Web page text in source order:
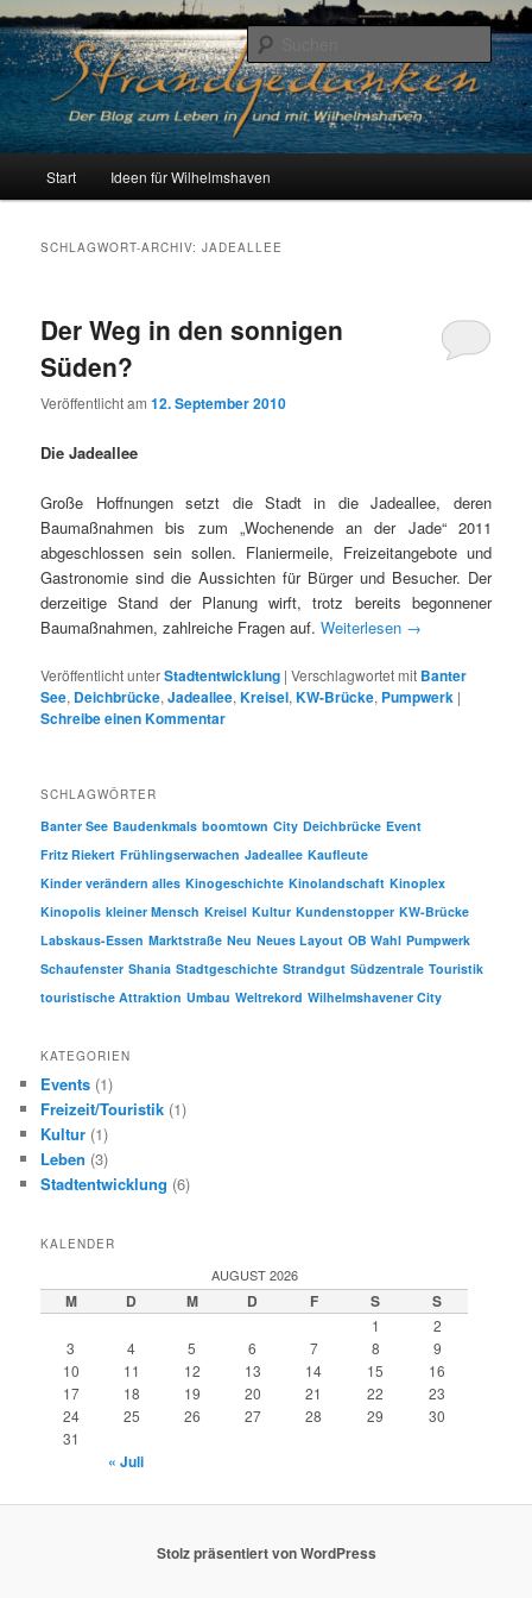
Zum
primären
Inhalt
springen
Zum
sekundären
Inhalt
springenStrandgedanken
Der Blog zum Leben in Wilhelmshaven
Start Ideen für Wilhelmshaven
SCHLAGWORT-ARCHIV:JADEALLEE
Der Weg in den sonnigen
Süden?
Veröffentlicht am12. September 2010
Die Jadeallee
Große Hoffnungen setzt die Stadt in die Jadeallee, deren
Baumaßnahmen bis zum „Wochenende an der Jade“ 2011
abgeschlossen sein sollen. Flaniermeile, Freizeitangebote und
Gastronomie sind die Aussichten für Bürger und Besucher. Der
derzeitige Stand der Planung wirft, trotz bereits begonnener
Baumaßnahmen, zahlreiche Fragen auf.Weiterlesen →
Veröffentlicht unterStadtentwicklung |Verschlagwortet mit Banter
See, Deichbrücke,Jadeallee,Kreisel,KW-Brücke, Pumpwerk |
Schreibe einen Kommentar
SCHLAGWÖRTER
Banter See Baudenkmals boomtown City Deichbrücke Event
Fritz Riekert Frühlingserwachen Jadeallee Kaufleute
Kinder verändern alles Kinogeschichte Kinolandschaft Kinoplex
Kinopolis kleiner Mensch Kreisel Kultur Kundenstopper KW-Brücke
Labskaus-Essen Marktstraße Neu Neues Layout OB Wahl Pumpwerk
Schaufenster Shania Stadtgeschichte Strandgut Südzentrale Touristik
touristische Attraktion Umbau Weltrekord Wilhelmshavener City
KATEGORIEN
Events (1)
Freizeit/Touristik (1)
Kultur (1)
Leben (3)
Stadtentwicklung (6)
KALENDER
AUGUST 2026
M D M D F S S
1
2
3
4 5 6 7 8
9
10
11 12 13 14 15
16
17
18 19 20 21 22
23
24
25 26 27 28 29
30
31
« Juli
Stolz präsentiert von WordPress